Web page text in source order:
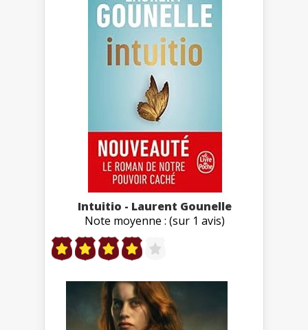
Intuitio - Laurent Gounelle
Note moyenne : (sur 1 avis)